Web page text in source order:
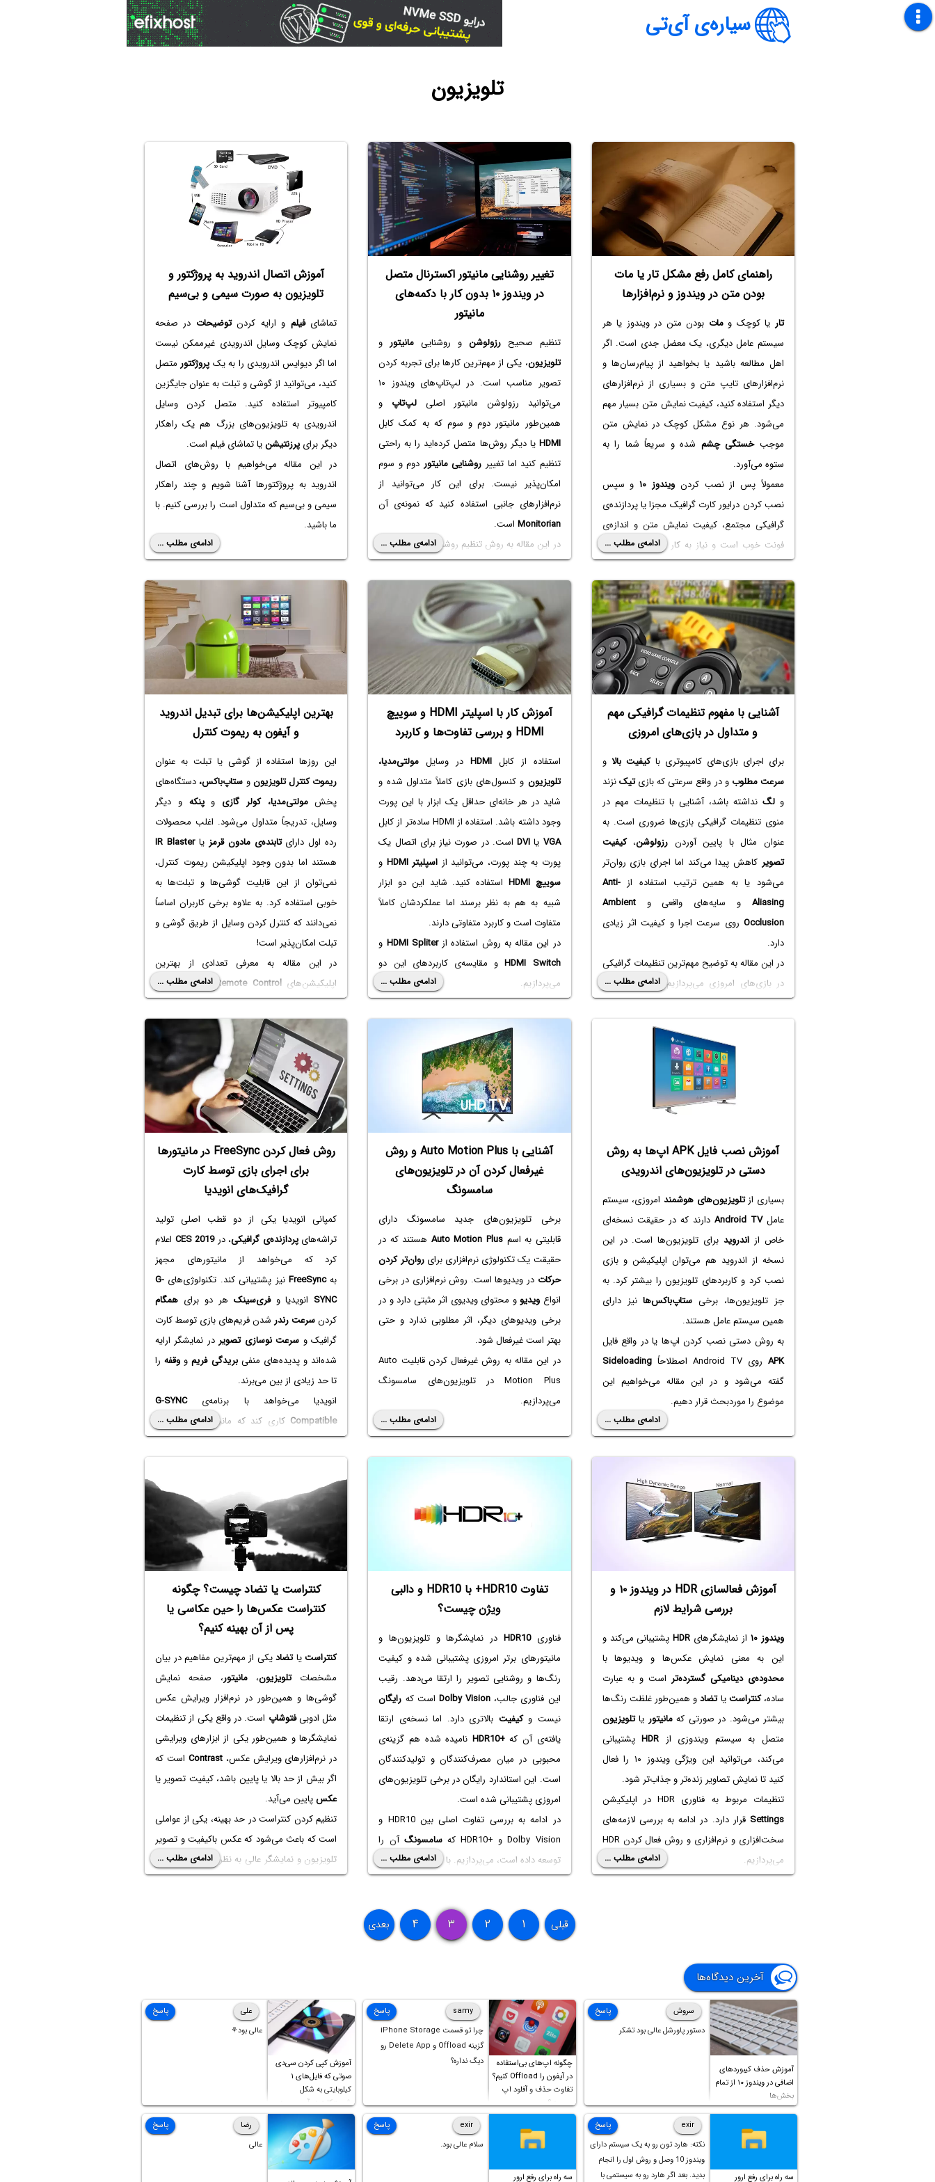
سیاره‌ی آی‌تی
تلویزیون
راهنمای کامل رفع مشکل تار یا مات
بودن متن در ویندوز و نرم‌افزارها
تار یا کوچک ومات بودن متن در ویندوز یا هر
سیستم عامل دیگری، یک معضل جدی است. اگر
اهل مطالعه باشید یا بخواهید از پیام‌رسان‌ها و
نرم‌افزارهای تایپ متن و بسیاری از نرم‌افزارهای
دیگر استفاده کنید، کیفیت نمایش متن بسیار مهم
می‌شود. هر نوع مشکل کوچک در نمایش متن
موجبخستگی چشم شده و سریعاً شما را به
ستوه می‌آورد.
معمولاً پس از نصب کردن ویندوز ۱۰
و سپس
نصب کردن درایور کارت گرافیک مجزا یا پردازنده‌ی
گرافیکی مجتمع، کیفیت نمایش متن و اندازه‌ی
فونت خوب است و نیاز به کار دیگری نیست اما
گاهی اینطور نیست. به علاوه ممکن است با تغییر
یکی از تنظیمات، کیفیت نمایش متن پایین
بیاید. در این مقاله به راهکارهای پیشنهادی برای
بهبود کیفیت متن و رفع مشکل تار یاBlurبودن
آن در ویندوز ۱۰ می‌پردازیم.
ادامه‌ی مطلب ...
تغییر روشنایی مانیتور اکسترنال متصل
در ویندوز ۱۰ بدون کار با دکمه‌های
مانیتور
تنظیم صحیحرزولوشن و روشنایی مانیتور و
تلویزیون، یکی از مهم‌ترین کارها برای تجربه کردن
تصویر مناسب است. در لپ‌تاپ‌های ویندوز ۱۰
می‌توانید رزولوشن مانیتور اصلیلپ‌تاپ و
همین‌طور مانیتور دوم و سوم که به کمک کابل
HDMI یا دیگر روش‌ها متصل کرده‌اید را به راحتی
تنظیم کنید اما تغییر روشنایی مانیتور دوم و سوم
امکان‌پذیر نیست. برای این کار می‌توانید از
نرم‌افزارهای جانبی استفاده کنید که نمونه‌ی آن
Monitorian است.
در این مقاله به روش تنظیم روشناییمانیتور اصلی
ومانیتور اکسترنال
به کمک نرم‌افزار Monitorian
می‌پردازیم.
ادامه‌ی مطلب ...
آموزش اتصال اندروید به پروژکتور و
تلویزیون به صورت سیمی و بی‌سیم
تماشایفیلم و ارایه کردنتوضیحات در صفحه
نمایش کوچک وسایل اندرویدی غیرممکن نیست
اما اگر دیوایس اندرویدی را به یک پروژکتور متصل
کنید، می‌توانید از گوشی و تبلت به عنوان جایگزین
کامپیوتر استفاده کنید. متصل کردن وسایل
اندرویدی به تلویزیون‌های بزرگ هم یک راهکار
دیگر برای پرزنتیشنیا تماشای فیلم است.
در این مقاله می‌خواهیم با روش‌های اتصال
اندروید به پروژکتورها آشنا شویم و چند راهکار
سیمی و بی‌سیم که متداول است را بررسی کنیم. با
ما باشید.
ادامه‌ی مطلب ...
آشنایی با مفهوم تنظیمات گرافیکی مهم
و متداول در بازی‌های امروزی
برای اجرای بازی‌های کامپیوتری باکیفیت بالا و
سرعت مطلوب و در واقع سرعتی که بازیتیکنزند
ولگ نداشته باشد، آشنایی با تنظیمات مهم در
منوی تنظیمات گرافیکی بازی‌ها ضروری است. به
عنوان مثال با پایین آوردن رزولوشن،کیفیت
تصویر کاهش پیدا می‌کند اما اجرای بازی روان‌تر
می‌شود یا به همین ترتیب استفاده ازAnti-
Aliasing و سایه‌های واقعی وAmbient
Occlusion روی سرعت اجرا و کیفیت اثر زیادی
دارد.
در این مقاله به توضیح مهم‌ترین تنظیمات گرافیکی
در بازی‌های امروزی می‌پردازیم که برایگیمرو
حتی کاربر مبتدی بسیار مفید است. با ما باشید.
ادامه‌ی مطلب ...
آموزش کار با اسپلیتر HDMI و سوییچ
HDMI و بررسی تفاوت‌ها و کاربرد
استفاده از کابلHDMI در وسایل مولتی‌مدیا،
تلویزیون و کنسول‌های بازی کاملاً متداول شده و
شاید در هر خانه‌ای حداقل یک ابزار با این پورت
وجود داشته باشد. استفاده از HDMI‌ ساده‌تر از کابل
VGA یا DVI‌است. در صورت نیاز برای اتصال یک
پورت به چند پورت، می‌توانید از اسپلیتر HDMI
و
سوییچ HDMI
استفاده کنید. شاید این دو ابزار
شبیه به هم به نظر برسند اما عملکردشان کاملاً
متفاوت است و کاربرد متفاوتی دارند.
در این مقاله به روش استفاده ازHDMI Spliter و
HDMI Switchو مقایسه‌ی کاربردهای این دو
می‌پردازیم.
ادامه‌ی مطلب ...
بهترین اپلیکیشن‌ها برای تبدیل اندروید
و آیفون به ریموت کنترل
این روزها استفاده از گوشی یا تبلت به عنوان
ریموت کنترل تلویزیونو ستاپ‌باکس، دستگاه‌های
پخشمولتی‌مدیا، کولر گازی وپنکه و دیگر
وسایل، تدریجاً متداول می‌شود. اغلب محصولات
رده اول دارایتابنده‌ی مادون قرمز یاIR Blaster
هستند اما بدون وجود اپلیکیشن ریموت کنترل،
نمی‌توان از این قابلیت گوشی‌ها و تبلت‌ها به
خوبی استفاده کرد. به علاوه برخی کاربران اساساً
نمی‌دانند که کنترل کردن وسایل از طریق گوشی و
تبلت امکان‌پذیر است!
در این مقاله به معرفی تعدادی از بهترین
اپلیکیشن‌هایRemote Control برای اندرویدو
iOSمی‌پردازیم.
ادامه‌ی مطلب ...
آموزش نصب فایل APK اپ‌ها به روش
دستی در تلویزیون‌های اندرویدی
بسیاری ازتلویزیون‌های هوشمند امروزی، سیستم
عاملAndroid TV دارند که در حقیقت نسخه‌ای
خاص از اندرویدبرای تلویزیون‌ها است. در این
نسخه از اندروید هم می‌توان اپلیکیشن و بازی
نصب کرد و کاربردهای تلویزیون را بیشتر کرد. به
جز تلویزیون‌ها، برخی ستاپ‌باکس‌هانیز دارای
همین سیستم عامل هستند.
به روش دستی نصب کردن اپ‌ها یا در واقع فایل
APKروی Android TV اصطلاحاً
Sideloading
گفته می‌شود و در این مقاله می‌خواهیم این
موضوع را موردبحث قرار دهیم.
ادامه‌ی مطلب ...
آشنایی با Auto Motion Plus و روش
غیرفعال کردن آن در تلویزیون‌های
سامسونگ
برخی تلویزیون‌های جدید سامسونگ دارای
قابلیتی به اسم Auto Motion Plus هستند که در
حقیقت یک تکنولوژی نرم‌افزاری برایروان‌تر کردن
حرکات در ویدیوها است. روش نرم‌افزاری در برخی
انواع ویدیو و محتوای ویدیوی اثر مثبتی دارد و در
برخی ویدیوهای دیگر، اثر مطلوبی ندارد و حتی
بهتر است غیرفعال شود.
در این مقاله به روش غیرفعال کردن قابلیت Auto
Motion Plus در تلویزیون‌های سامسونگ
می‌پردازیم.
ادامه‌ی مطلب ...
روش فعال کردن FreeSync در مانیتورها
برای اجرای بازی توسط کارت
گرافیک‌های انویدیا
کمپانی انویدیا یکی از دو قطب اصلی تولید
تراشه‌هایپردازنده‌ی گرافیکی، درCES 2019 اعلام
کرد که می‌خواهد از مانیتورهای مجهز
بهFreeSync نیز پشتیبانی کند. تکنولوژی‌هایG-
SYNC انویدیا وفری‌سینک هر دو برایهمگام
کردنسرعت رندر شدن فریم‌های بازی توسط کارت
گرافیک و سرعت نوسازی تصویر در نمایشگر ارایه
شده‌اند و پدیده‌های منفیبریدگی فریمو وقفهرا
تا حد زیادی از بین می‌برند.
انویدیا می‌خواهد با برنامه‌یG-SYNC
Compatible کاری کند که مانیتورهای سازگار با
فری‌سینک، با تراشه‌های گرافیکی این کمپانی
سازگاری داشته باشند وگیمردر انتخابمانیتور
آزادی عمل بیشتری داشته باشد.
ادامه‌ی مطلب ...
آموزش فعالسازی HDR در ویندوز ۱۰ و
بررسی شرایط لازم
ویندوز ۱۰ از نمایشگرهای HDRپشتیبانی می‌کند و
این به معنی نمایش عکس‌ها و ویدیوها با
محدوده‌ی دینامیکی گسترده‌تر است و به عبارت
ساده،کنتراستیاتضادو همین‌طور غلظت رنگ‌ها
بیشتر می‌شود. در صورتی کهمانیتور یاتلویزیون
متصل به سیستم ویندوزی از HDRپشتیبانی
می‌کند، می‌توانید این ویژگی ویندوز ۱۰ را فعال
کنید تا نمایش تصاویر زنده‌تر و جذاب‌تر شود.
تنظیمات مربوط به فناوری HDR در اپلیکیشن
Settings قرار دارد. در ادامه به بررسی لازمه‌های
سخت‌افزاری و نرم‌افزاری و روش فعال کردن HDR
می‌پردازیم.
ادامه‌ی مطلب ...
تفاوت HDR10+ با HDR10 و دالبی
ویژن چیست؟
فناوریHDR10 در نمایشگرها و تلویزیون‌ها و
مانیتورهای برتر امروزی پشتیبانی شده و کیفیت
رنگ‌ها و روشنایی تصویر را ارتقا می‌دهد. رقیب
این فناوری جالب، Dolby Vision است که رایگان
نیست وکیفیت بالاتری دارد. اما نسخه‌ی ارتقا
یافته‌ی آن کهHDR10+ نامیده شده هم گزینه‌ی
محبوبی در میان مصرف‌کنندگان و تولیدکنندگان
است. این استاندارد رایگان در برخی تلویزیون‌های
امروزی پشتیبانی شده است.
در ادامه به بررسی تفاوت اصلی بین HDR10‌ و
Dolby Vision و
HDR10+کهسامسونگ آن را
توسعه داده است، می‌پردازیم. با ما باشید.ادامه‌ی مطلب ...
کنتراست یا تضاد چیست؟ چگونه
کنتراست عکس‌ها را حین عکاسی یا
پس از آن بهینه کنیم؟
کنتراستیاتضادیکی از مهم‌ترین مفاهیم در بیان
مشخصاتتلویزیون،مانیتور، صفحه نمایش
گوشی‌ها و همین‌طور در نرم‌افزار ویرایش عکس
مثل ادوبیفتوشاپ است. در واقع یکی از تنظیمات
نمایشگرها و همین‌طور یکی از ابزارهای ویرایشی
در نرم‌افزارهای ویرایش عکس،Contrast است که
اگر بیش از حد بالا یا پایین باشد، کیفیت تصویر یا
عکسپایین می‌آید.
تنظیم کردن کنتراست در حد بهینه، یکی از عواملی
است که باعث می‌شود که عکس باکیفیت و تصویر
تلویزیون و نمایشگر عالی به نظر برسد. در ادامه با
توضیحات بیشتر در مورد مفهوم کنتراست، مقدار
ادامه‌ی مطلب ...
قبلی ۱ ۲ ۳ ۴ بعدی
آخرین دیدگاه‌ها
آموزش حذف کیبوردهای
اضافی در ویندوز ۱۰ از تمام
بخش‌ها
سروش
دستور پاورشل عالی بود تشکر
پاسخ
چگونه اپ‌های بی‌استفاده
در آیفون را Offload کنیم؟
تفاوت حذف و آفلود اپ
چیست؟
samy
چرا تو قسمت iPhone Storage
گزینه Offload و Delete App رو
دیگ نداره؟
پاسخ
آموزش کپی کردن سی‌دی
صوتی که فایل‌های ۱
کیلوبایتی به شکل
شورت‌کات در آن موجود
است!
علی
عالی بود⚘
پاسخ
سه راه برای رفع ارور
exir
نکته: هارد تون رو به یک سیستم دارای
ویندوز 10 وصل و روش اول را انجام
بدید. بعد اگر هارد رو به سیستمی با
پاسخ
سه راه برای رفع ارور
exir
سلام عالی بود.
پاسخ
رضا
عالی
پاسخ